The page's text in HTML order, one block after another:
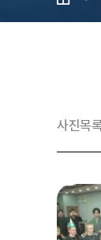
사진목